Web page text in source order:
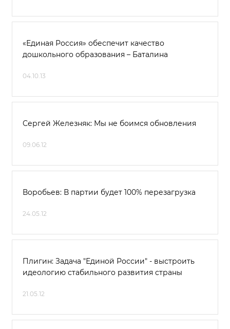
«Единая Россия» обеспечит качество
дошкольного образования – Баталина
04.10.13
Сергей Железняк: Мы не боимся обновления
09.06.12
Воробьев: В партии будет 100% перезагрузка
24.05.12
Плигин: Задача "Единой России" - выстроить
идеологию стабильного развития страны
21.05.12